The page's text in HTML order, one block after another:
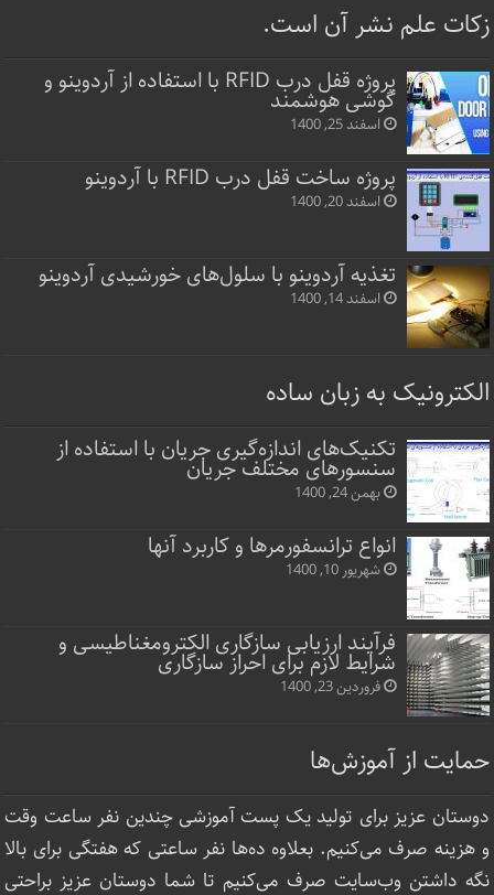
زکات علم نشر آن است.
پروژه قفل‌ درب RFID با استفاده از آردوینو و
گوشی هوشمند
اسفند 25, 1400
پروژه ساخت قفل‌ درب RFID با آردوینو
اسفند 20, 1400
تغذیه آردوینو با سلول‌های خورشیدی آردوینو
اسفند 14, 1400
الکترونیک به زبان ساده
تکنیک‌های اندازه‌گیری جریان با استفاده از
سنسورهای مختلف جریان
بهمن 24, 1400
انواع ترانسفورمرها و کاربرد آنها
شهریور 10, 1400
فرآیند ارزیابی سازگاری الکترومغناطیسی و
شرایط لازم برای احراز سازگاری
فروردین 23, 1400
حمایت از آموزش‌ها
دوستان عزیز برای تولید یک پست آموزشی چندین نفر ساعت‌ وقت
و هزینه صرف می‌کنیم. بعلاوه ده‌ها نفر ساعتی که هفتگی برای بالا
نگه داشتن وب‌سایت صرف ‌می‌کنیم تا شما دوستان عزیز براحتی